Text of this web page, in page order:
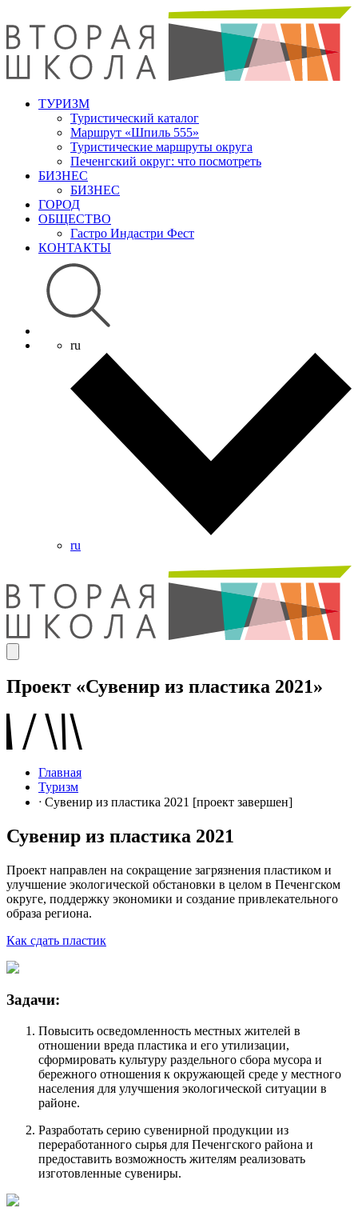
ТУРИЗМ
Туристический каталог
Маршрут «Шпиль 555»
Туристические маршруты округа
Печенгский округ: что посмотреть
БИЗНЕС
БИЗНЕС
ГОРОД
ОБЩЕСТВО
Гастро Индастри Фест
КОНТАКТЫ
ru
ru
Проект «Сувенир из пластика 2021»
Главная
Туризм
ᐧ Сувенир из пластика 2021 [проект завершен]
Сувенир из пластика 2021
Проект направлен на сокращение загрязнения пластиком и
улучшение экологической обстановки в целом в Печенгском
округе, поддержку экономики и создание привлекательного
образа региона.
Как сдать пластик
Задачи:
Повысить осведомленность местных жителей в
отношении вреда пластика и его утилизации,
сформировать культуру раздельного сбора мусора и
бережного отношения к окружающей среде у местного
населения для улучшения экологической ситуации в
районе.
Разработать серию сувенирной продукции из
переработанного сырья для Печенгского района и
предоставить возможность жителям реализовать
изготовленные сувениры.